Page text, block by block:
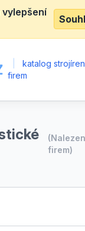
vylepšení
katalog
firem
firem)